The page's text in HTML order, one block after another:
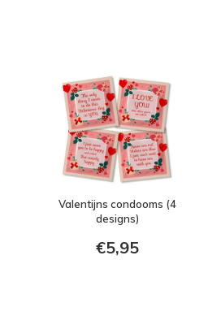
Valentijns condooms (4
designs)
€5,95